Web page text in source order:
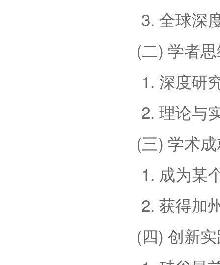
3. 全球深
(二) 学者
1. 深度研
2. 理论与
(三) 学术
1. 成为某
2. 获得加
(四) 创新